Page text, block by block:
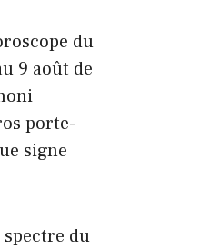
du
9 août de
porte-
signe
spectre du